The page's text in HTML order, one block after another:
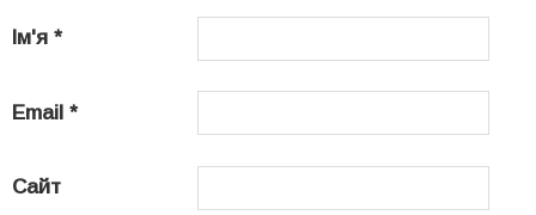
Ім'я *
Email *
Сайт